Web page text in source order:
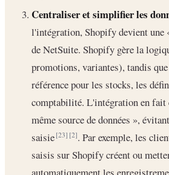
Centraliser et simplifier les
l'intégration, Shopify devient une
de NetSuite. Shopify gère la
promotions, variantes), tandis
référence pour les stocks, les
comptabilité. L'intégration en fait
même source de données »,
saisie[23] [2]. Par exemple, les
saisis sur Shopify créent ou